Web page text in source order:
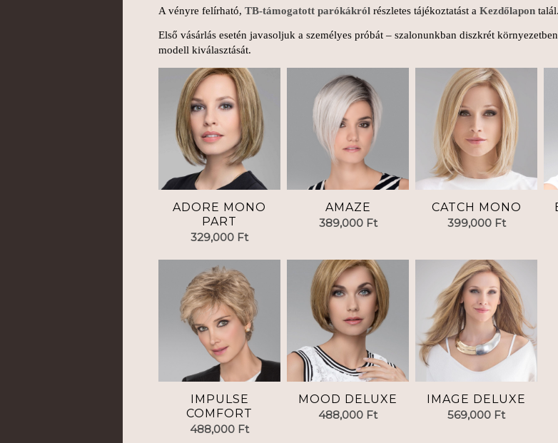
A vényre felírható, TB-támogatott parókákról részletes tájékoztatást a Kezdőlapon talál.
Első vásárlás esetén javasoljuk a személyes próbát – szalonunkban diszkrét
modell kiválasztását.
ADORE MONO
PART
329,000 Ft
AMAZE
389,000 Ft
CATCH MONO
399,000 Ft
IMPULSE
COMFORT
488,000 Ft
MOOD DELUXE
488,000 Ft
IMAGE DELUXE
569,000 Ft